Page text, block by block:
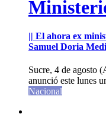
|| El ahora ex
Samuel Doria
Sucre, 4 de agosto
anunció este lunes
Nacional